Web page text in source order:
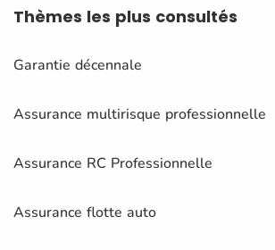
Thèmes les plus consultés
Garantie décennale
Assurance multirisque professionnelle
Assurance RC Professionnelle
Assurance flotte auto